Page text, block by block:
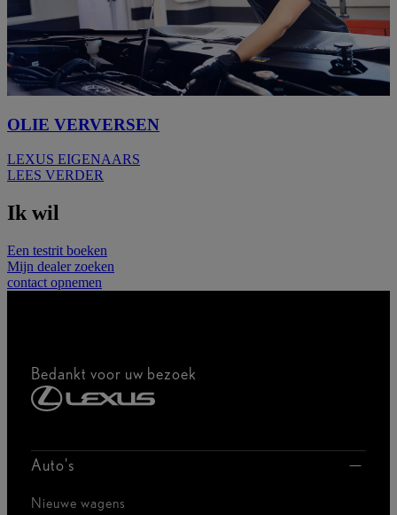
OLIE VERVERSEN
LEXUS EIGENAARS
LEES VERDER
Ik wil
Een testrit boeken
Mijn dealer zoeken
contact opnemen
Bedankt voor uw bezoek
Auto's
Nieuwe wagens